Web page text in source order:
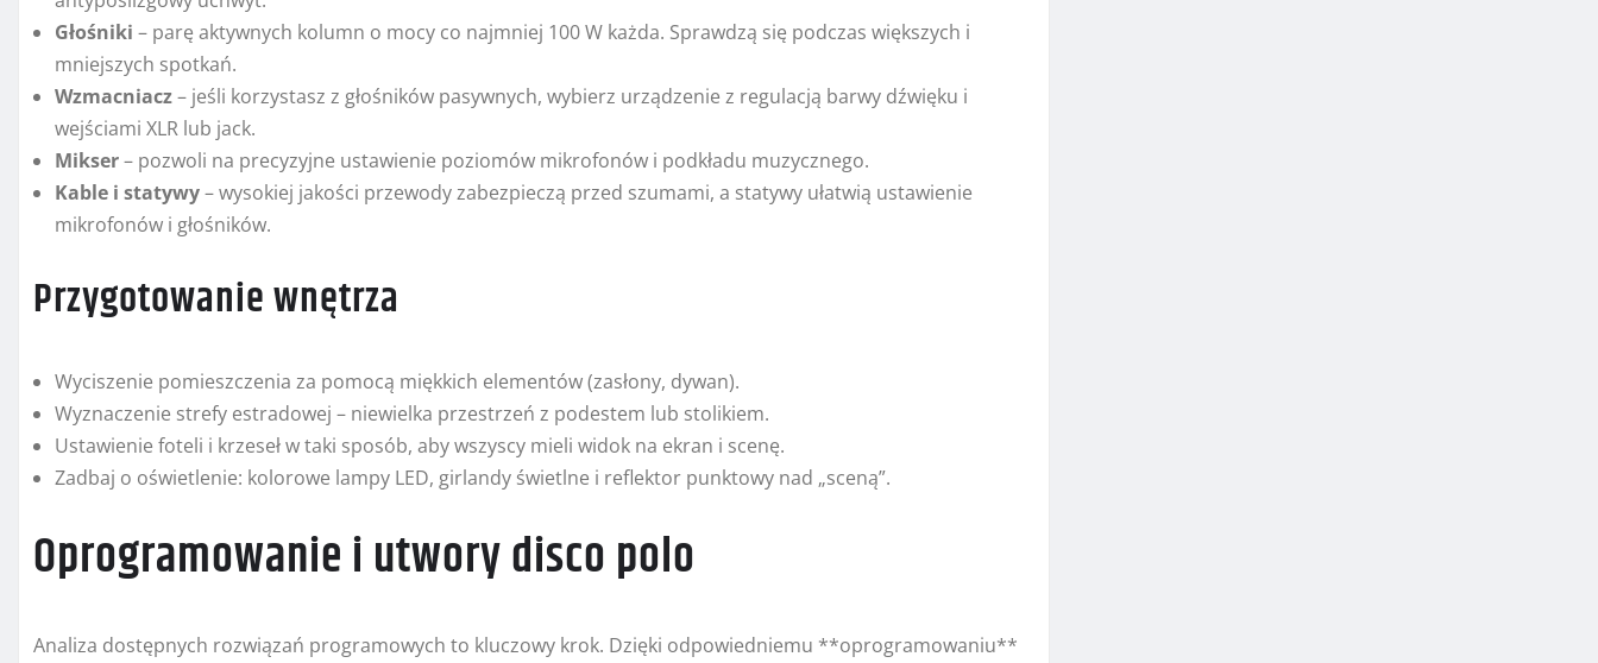
Głośniki – parę aktywnych kolumn o mocy co najmniej 100 W każda. Sprawdzą się podczas większych i
mniejszych spotkań.
Wzmacniacz– jeśli korzystasz z głośników pasywnych, wybierz urządzenie z regulacją barwy dźwięku i
wejściami XLR lub jack.
Mikser– pozwoli na precyzyjne ustawienie poziomów mikrofonów i podkładu muzycznego.
Kable i statywy– wysokiej jakości przewody zabezpieczą przed szumami, a statywy ułatwią ustawienie
mikrofonów i głośników.
Przygotowanie wnętrza
Wyciszenie pomieszczenia za pomocą miękkich elementów (zasłony, dywan).
Wyznaczenie strefy estradowej – niewielka przestrzeń z podestem lub stolikiem.
Ustawienie foteli i krzeseł w taki sposób, aby wszyscy mieli widok na ekran i scenę.
Zadbaj o oświetlenie: kolorowe lampy LED, girlandy świetlne i reflektor punktowy nad „sceną”.
Oprogramowanie i utwory disco polo
Analiza dostępnych rozwiązań programowych to kluczowy krok. Dzięki odpowiedniemu **oprogramowaniu**